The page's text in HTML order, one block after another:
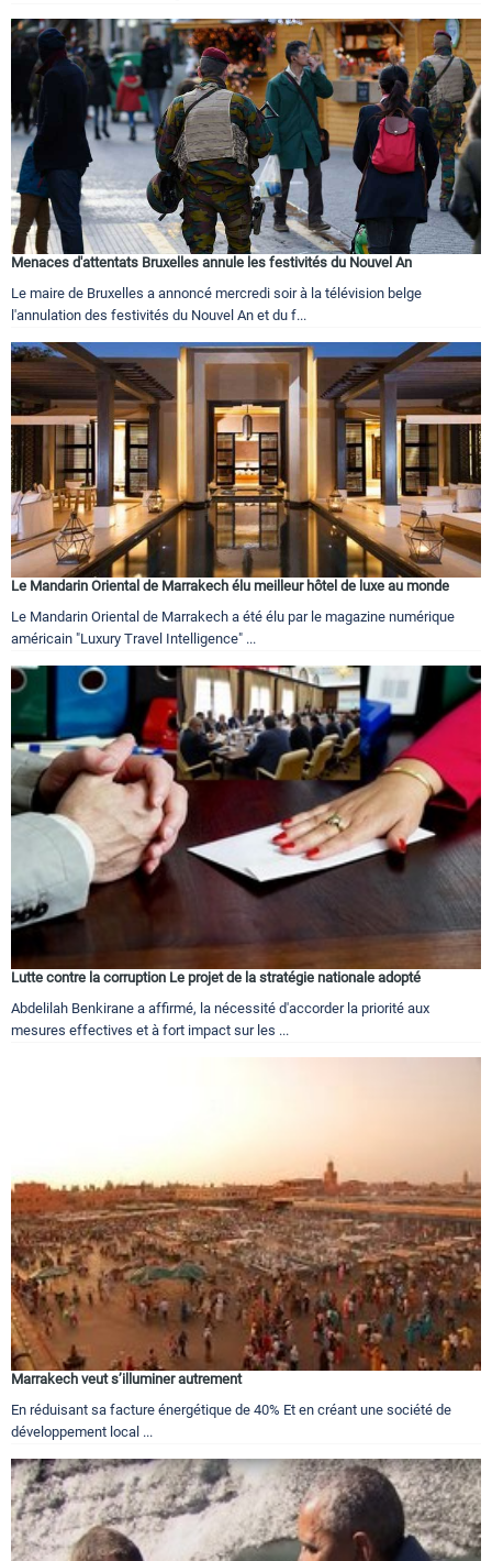
Menaces d'attentats Bruxelles annule les festivités du Nouvel An
Le maire de Bruxelles a annoncé mercredi soir à la télévision belge
l'annulation des festivités du Nouvel An et du f...
Le Mandarin Oriental de Marrakech élu meilleur hôtel de luxe au monde
Le Mandarin Oriental de Marrakech a été élu par le magazine numérique
américain "Luxury Travel Intelligence" ...
Lutte contre la corruption Le projet de la stratégie nationale adopté
Abdelilah Benkirane a affirmé, la nécessité d'accorder la priorité aux
mesures effectives et à fort impact sur les ...
Marrakech veut s’illuminer autrement
En réduisant sa facture énergétique de 40% Et en créant une société de
développement local ...